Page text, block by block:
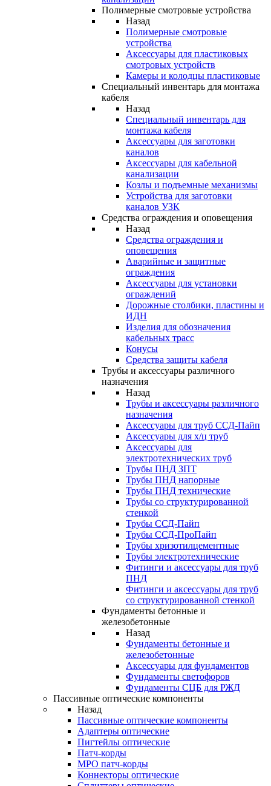
Полимерные смотровые устройства
Назад
Полимерные смотровые
устройства
Аксессуары для пластиковых
смотровых устройств
Камеры и колодцы пластиковые
Специальный инвентарь для монтажа
кабеля
Назад
Специальный инвентарь для
монтажа кабеля
Аксессуары для заготовки
каналов
Аксессуары для кабельной
канализации
Козлы и подъемные механизмы
Устройства для заготовки
каналов УЗК
Средства ограждения и оповещения
Назад
Средства ограждения и
оповещения
Аварийные и защитные
ограждения
Аксессуары для установки
ограждений
Дорожные столбики, пластины и
ИДН
Изделия для обозначения
кабельных трасс
Конусы
Средства защиты кабеля
Трубы и аксессуары различного
назначения
Назад
Трубы и аксессуары различного
назначения
Аксессуары для труб ССД-Пайп
Аксессуары для х/ц труб
Аксессуары для
электротехнических труб
Трубы ПНД ЗПТ
Трубы ПНД напорные
Трубы ПНД технические
Трубы со структурированной
стенкой
Трубы ССД-Пайп
Трубы ССД-ПроПайп
Трубы хризотилцементные
Трубы электротехнические
Фитинги и аксессуары для труб
ПНД
Фитинги и аксессуары для труб
со структурированной стенкой
Фундаменты бетонные и
железобетонные
Назад
Фундаменты бетонные и
железобетонные
Аксессуары для фундаментов
Фундаменты светофоров
Фундаменты СЦБ для РЖД
Пассивные оптические компоненты
Назад
Пассивные оптические компоненты
Адаптеры оптические
Пигтейлы оптические
Патч-корды
MPO патч-корды
Коннекторы оптические